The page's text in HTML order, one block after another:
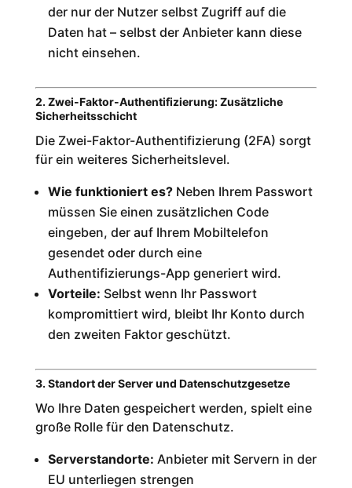
der nur der Nutzer selbst Zugriff auf die
Daten hat – selbst der Anbieter kann diese
nicht einsehen.
2. Zwei-Faktor-Authentifizierung: Zusätzliche
Sicherheitsschicht
Die Zwei-Faktor-Authentifizierung (2FA) sorgt
für ein weiteres Sicherheitslevel.
Wie funktioniert es?Neben Ihrem Passwort
müssen Sie einen zusätzlichen Code
eingeben, der auf Ihrem Mobiltelefon
gesendet oder durch eine
Authentifizierungs-App generiert wird.
Vorteile: Selbst wenn Ihr Passwort
kompromittiert wird, bleibt Ihr Konto durch
den zweiten Faktor geschützt.
3. Standort der Server und Datenschutzgesetze
Wo Ihre Daten gespeichert werden, spielt eine
große Rolle für den Datenschutz.
Serverstandorte: Anbieter mit Servern in der
EU unterliegen strengen